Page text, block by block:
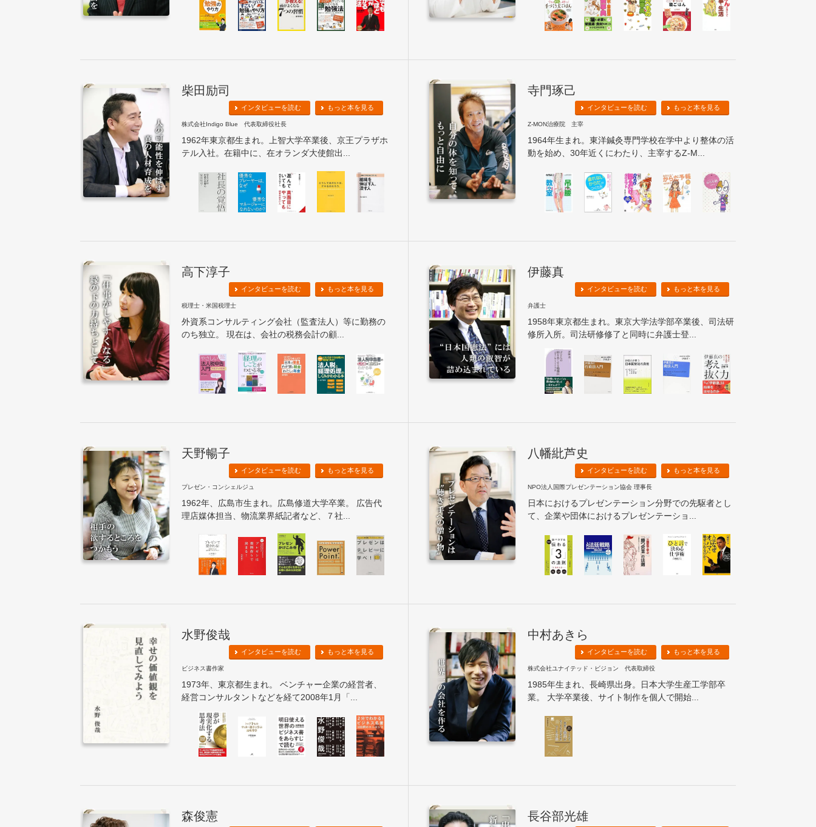
柴田励司
もっと本を見る
インタビューを読む
株式会社Indigo Blue 代表取締役社長
1962年東京都生まれ。上智大学卒業後、京王プラザホ
テル入社。在籍中に、在オランダ大使館出...
寺門琢己
もっと本を見る
インタビューを読む
Z‐MON治療院 主宰
1964年生まれ。東洋鍼灸専門学校在学中より整体の活
動を始め、30年近くにわたり、主宰するZ-M...
高下淳子
もっと本を見る
インタビューを読む
税理士・米国税理士
外資系コンサルティング会社（監査法人）等に勤務の
のち独立。 現在は、会社の税務会計の顧...
伊藤真
もっと本を見る
インタビューを読む
弁護士
1958年東京都生まれ。東京大学法学部卒業後、司法研
修所入所。司法研修修了と同時に弁護士登...
天野暢子
もっと本を見る
インタビューを読む
プレゼン・コンシェルジュ
1962年、広島市生まれ。広島修道大学卒業。 広告代
理店媒体担当、物流業界紙記者など、７社...
八幡紕芦史
もっと本を見る
インタビューを読む
NPO法人国際プレゼンテーション協会 理事長
日本におけるプレゼンテーション分野での先駆者とし
て、企業や団体におけるプレゼンテーショ...
水野俊哉
もっと本を見る
インタビューを読む
ビジネス書作家
1973年、東京都生まれ。 ベンチャー企業の経営者、
経営コンサルタントなどを経て2008年1月「...
中村あきら
もっと本を見る
インタビューを読む
株式会社ユナイテッド・ビジョン 代表取締役
1985年生まれ、長崎県出身。日本大学生産工学部卒
業。 大学卒業後、サイト制作を個人で開始...
森俊憲 長谷部光雄